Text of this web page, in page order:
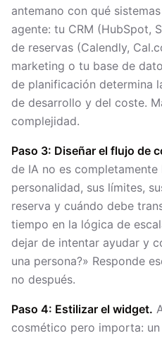
antemano con qué
agente: tu CRM (HubSpot,
de reservas (Calendly,
marketing o tu base de
de planificación determina
de desarrollo y del coste.
complejidad.
Paso 3: Diseñar el flujo de
de IA no es
personalidad, sus límites,
reserva y cuándo debe
tiempo en la lógica de
dejar de intentar ayudar y
una persona?» Responde
no después.
Paso 4: Estilizar el widget.
cosmético pero importa: